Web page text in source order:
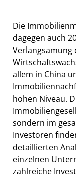
Die
dagegen auch
Verlangsamung
allem in China
hohen Niveau.
sondern im
Investoren
detaillierten
einzelnen
zahlreiche